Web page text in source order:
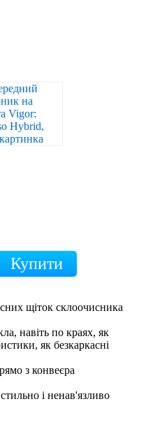
щіток склоочисника
навіть по краях, як
як безкаркасні
з конвеєра
і ненав'язливо